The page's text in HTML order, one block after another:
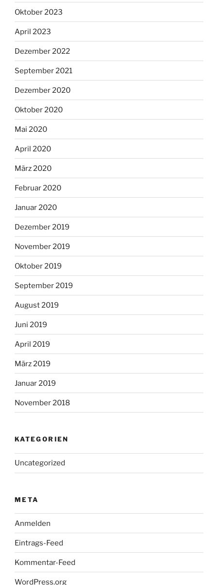
Oktober 2023
April 2023
Dezember 2022
September 2021
Dezember 2020
Oktober 2020
Mai 2020
April 2020
März 2020
Februar 2020
Januar 2020
Dezember 2019
November 2019
Oktober 2019
September 2019
August 2019
Juni 2019
April 2019
März 2019
Januar 2019
November 2018
KATEGORIEN
Uncategorized
META
Anmelden
Eintrags-Feed
Kommentar-Feed
WordPress.org